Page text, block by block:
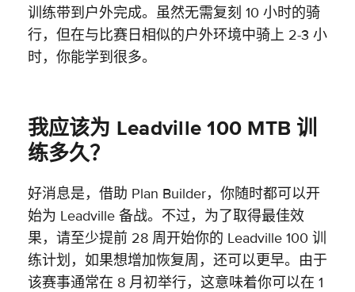
训练带到户外完成。虽然无需复刻 10 小时的骑
行，但在与比赛日相似的户外环境中骑上 2-3 小
时，你能学到很多。
我应该为 Leadville 100 MTB 训
练多久？
好消息是，借助 Plan Builder，你随时都可以开
始为 Leadville 备战。不过，为了取得最佳效
果，请至少提前 28 周开始你的 Leadville 100 训
练计划，如果想增加恢复周，还可以更早。由于
该赛事通常在 8 月初举行，这意味着你可以在 1